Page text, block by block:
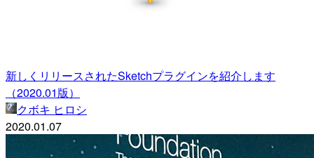
新しくリリースされたSketchプラグインを紹介します
（2020.01版）
クボキ ヒロシ
2020.01.07